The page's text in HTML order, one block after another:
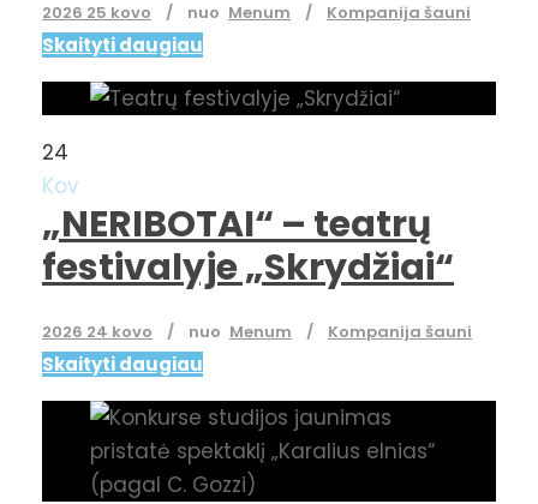
2026 25 kovo nuo Menum Kompanija šauni
Skaityti daugiau
24
Kov
„NERIBOTAI“ – teatrų
festivalyje „Skrydžiai“
2026 24 kovo nuo Menum Kompanija šauni
Skaityti daugiau